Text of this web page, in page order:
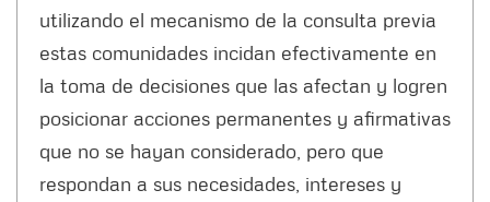
utilizando el mecanismo de la consulta previa
estas comunidades incidan efectivamente en
la toma de decisiones que las afectan y logren
posicionar acciones permanentes y afirmativas
que no se hayan considerado, pero que
respondan a sus necesidades, intereses y